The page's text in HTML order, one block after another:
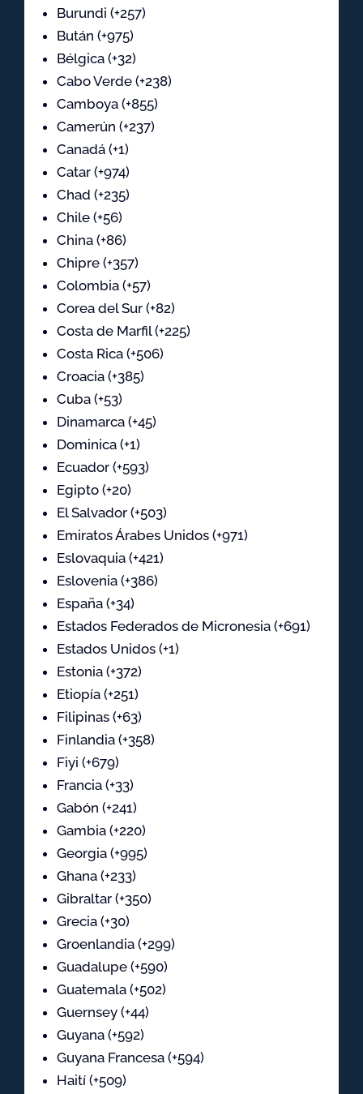
Burundi (+257)
Bután (+975)
Bélgica (+32)
Cabo Verde (+238)
Camboya (+855)
Camerún (+237)
Canadá (+1)
Catar (+974)
Chad (+235)
Chile (+56)
China (+86)
Chipre (+357)
Colombia (+57)
Corea del Sur (+82)
Costa de Marfil (+225)
Costa Rica (+506)
Croacia (+385)
Cuba (+53)
Dinamarca (+45)
Dominica (+1)
Ecuador (+593)
Egipto (+20)
El Salvador (+503)
Emiratos Árabes Unidos (+971)
Eslovaquia (+421)
Eslovenia (+386)
España (+34)
Estados Federados de Micronesia (+691)
Estados Unidos (+1)
Estonia (+372)
Etiopía (+251)
Filipinas (+63)
Finlandia (+358)
Fiyi (+679)
Francia (+33)
Gabón (+241)
Gambia (+220)
Georgia (+995)
Ghana (+233)
Gibraltar (+350)
Grecia (+30)
Groenlandia (+299)
Guadalupe (+590)
Guatemala (+502)
Guernsey (+44)
Guyana (+592)
Guyana Francesa (+594)
Haití (+509)